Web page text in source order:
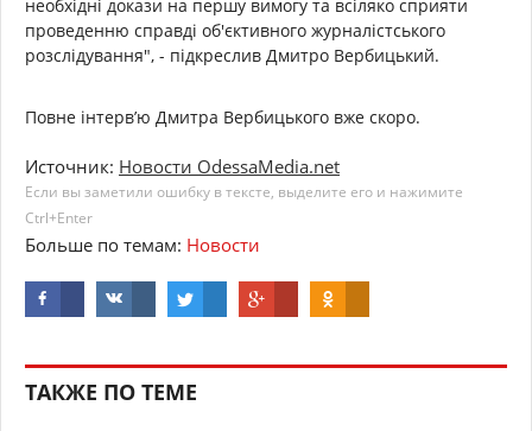
необхідні докази на першу вимогу та всіляко сприяти
проведенню справді об'єктивного журналістського
розслідування", - підкреслив Дмитро Вербицький.
Повне інтерв’ю Дмитра Вербицького вже скоро.
Источник: Новости OdessaMedia.net
Если вы заметили ошибку в тексте, выделите его и нажимите
Ctrl+Enter
Больше по темам: Новости
ТАКЖЕ ПО ТЕМЕ